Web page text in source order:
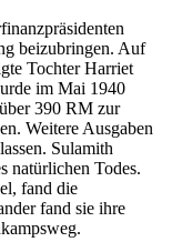
beizubringen. Auf
Tochter Harriet
im Mai 1940
390 RM zur
Weitere Ausgaben
Sulamith
natürlichen Todes.
fand die
fand sie ihre